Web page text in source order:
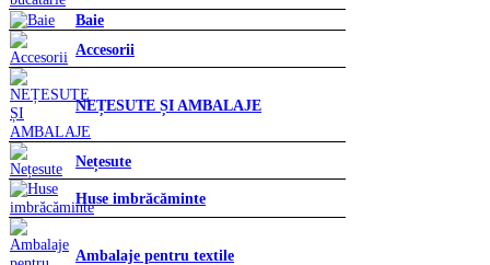
Baie
Accesorii
NEȚESUTE ȘI AMBALAJE
Nețesute
Huse imbrăcăminte
Ambalaje pentru textile